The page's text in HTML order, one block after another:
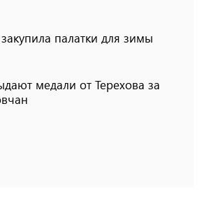
палатки для зимы
медали от Терехова за